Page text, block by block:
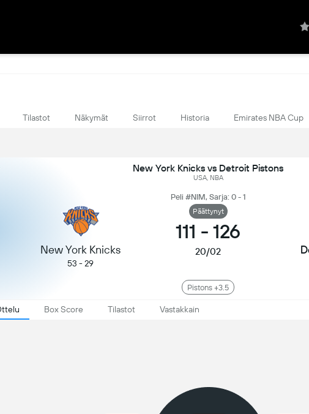
Tilastot Näkymät Siirrot Historia Emirates NBA Cup
New York Knicks vs Detroit Pistons
USA, NBA
Peli #NIM, Sarja: 0 - 1
New York Knicks
53 - 29
Päättynyt
111 - 126
20/02
Pistons +3.5
Box Score Tilastot Vastakkain